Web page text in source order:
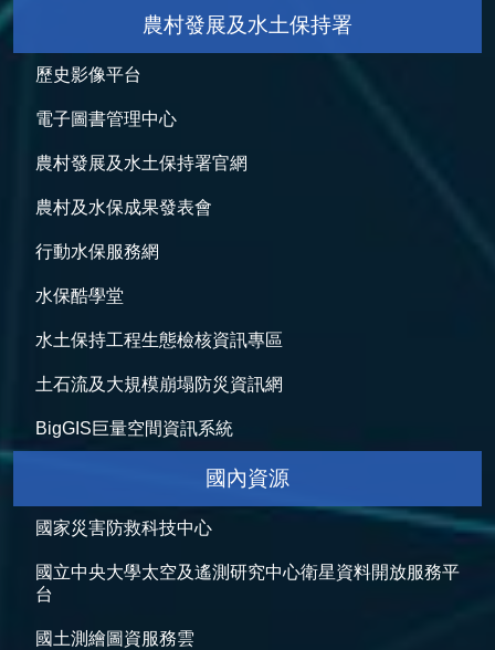
農村發展及水土保持署
歷史影像平台
電子圖書管理中心
農村發展及水土保持署官網
農村及水保成果發表會
行動水保服務網
水保酷學堂
水土保持工程生態檢核資訊專區
土石流及大規模崩塌防災資訊網
BigGIS巨量空間資訊系統
國內資源
國家災害防救科技中心
國立中央大學太空及遙測研究中心衛星資料開放服務平
台
國土測繪圖資服務雲